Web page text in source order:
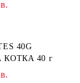
40G
40 г